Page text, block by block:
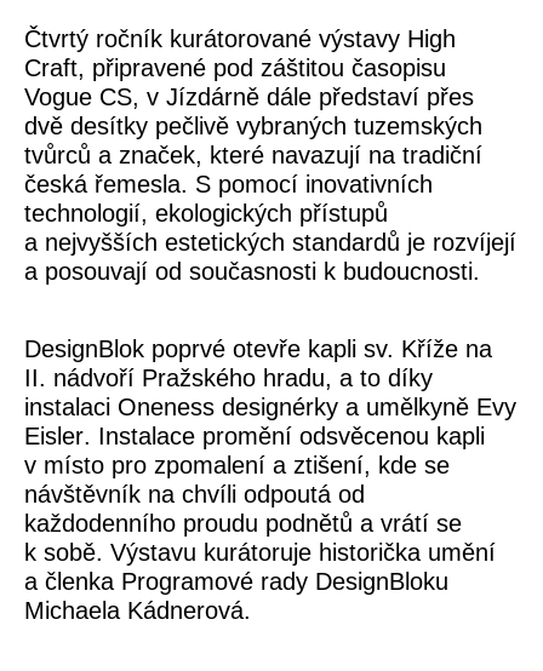
Čtvrtý ročník kurátorované výstavy High
Craft, připravené pod záštitou časopisu
Vogue CS, v Jízdárně dále představí přes
dvě desítky pečlivě vybraných tuzemských
tvůrců a značek, které navazují na tradiční
česká řemesla. S pomocí inovativních
technologií, ekologických přístupů
a nejvyšších estetických standardů je rozvíjejí
a posouvají od současnosti k budoucnosti.
DesignBlok poprvé otevře kapli sv. Kříže na
II. nádvoří Pražského hradu, a to díky
instalaci Oneness designérky a umělkyně Evy
Eisler. Instalace promění odsvěcenou kapli
v místo pro zpomalení a ztišení, kde se
návštěvník na chvíli odpoutá od
každodenního proudu podnětů a vrátí se
k sobě. Výstavu kurátoruje historička umění
a členka Programové rady DesignBloku
Michaela Kádnerová.